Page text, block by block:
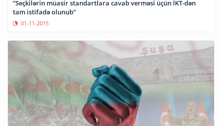
”Seçkilərin müasir standartlara cavab verməsi üçün İKT-dən
tam istifadə olunub”
01-11-2015